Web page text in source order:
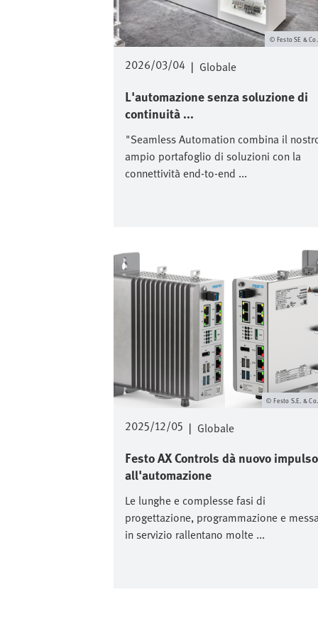
2026/03/04 | Globale
L'automazione senza soluzione di
continuità ...
"Seamless Automation combina il
ampio portafoglio di soluzioni con la
connettività end-to-end ...
Festo SE &
2025/12/05 | Globale
Festo AX Controls dà nuovo impulso
all'automazione
Le lunghe e complesse fasi di
progettazione, programmazione e
in servizio rallentano molte ...
Immagine
Festo S.E. &